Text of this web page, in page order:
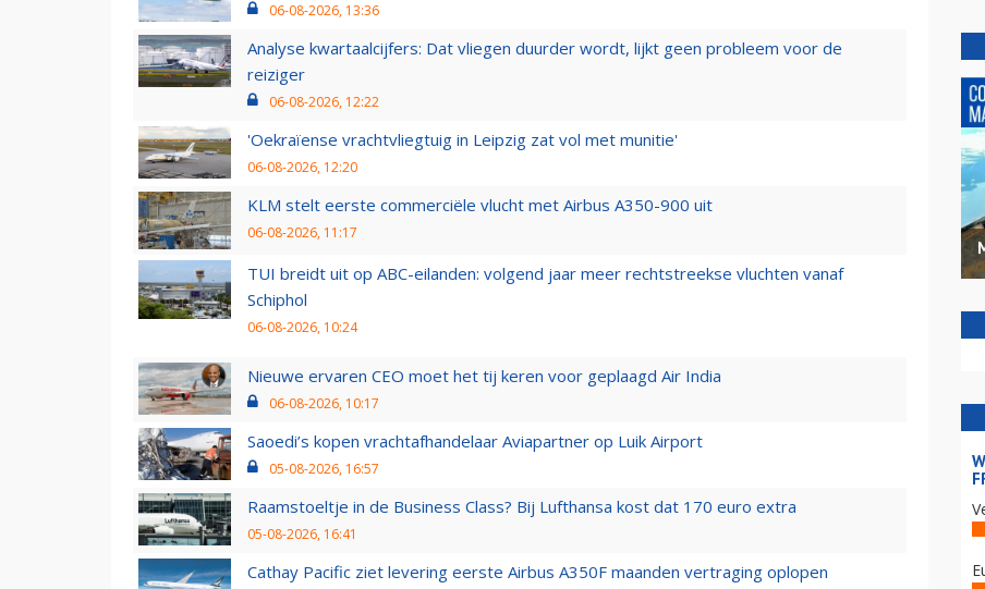
06-08-2026, 13:36
Analyse kwartaalcijfers: Dat vliegen duurder wordt, lijkt geen probleem voor de
reiziger
06-08-2026, 12:22
'Oekraïense vrachtvliegtuig in Leipzig zat vol met munitie'
06-08-2026, 12:20
KLM stelt eerste commerciële vlucht met Airbus A350-900 uit
06-08-2026, 11:17
TUI breidt uit op ABC-eilanden: volgend jaar meer rechtstreekse vluchten vanaf
Schiphol
06-08-2026, 10:24
Nieuwe ervaren CEO moet het tij keren voor geplaagd Air India
06-08-2026, 10:17
Saoedi’s kopen vrachtafhandelaar Aviapartner op Luik Airport
05-08-2026, 16:57
Raamstoeltje in de Business Class? Bij Lufthansa kost dat 170 euro extra
05-08-2026, 16:41
Cathay Pacific ziet levering eerste Airbus A350F maanden vertraging oplopen